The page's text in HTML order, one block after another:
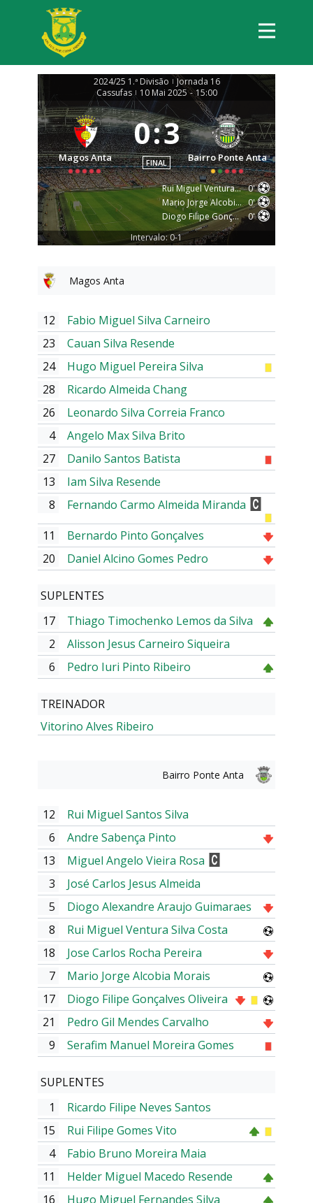
2024/25 1.ª Divisão | Jornada 16
Cassufas | 10 Mai 2025 - 15:00
Magos Anta
0:3
FINAL Bairro Ponte Anta
Rui Miguel Ventura Silva Costa 0'
Mario Jorge Alcobia Morais 0'
Diogo Filipe Gonçalves Oliveira
0'
Intervalo: 0-1
Magos Anta
12
Fabio Miguel Silva Carneiro
23
Cauan Silva Resende
24
Hugo Miguel Pereira Silva
28
Ricardo Almeida Chang
26
Leonardo Silva Correia Franco
4
Angelo Max Silva Brito
27
Danilo Santos Batista
13
Iam Silva Resende
8
Fernando Carmo Almeida Miranda
11
Bernardo Pinto Gonçalves
20
Daniel Alcino Gomes Pedro
SUPLENTES
17
Thiago Timochenko Lemos da Silva
2
Alisson Jesus Carneiro Siqueira
6
Pedro Iuri Pinto Ribeiro
TREINADOR
Vitorino Alves Ribeiro
Bairro Ponte Anta
12
Rui Miguel Santos Silva
6
Andre Sabença Pinto
13
Miguel Angelo Vieira Rosa
3
José Carlos Jesus Almeida
5
Diogo Alexandre Araujo Guimaraes
8
Rui Miguel Ventura Silva Costa
18
Jose Carlos Rocha Pereira
7
Mario Jorge Alcobia Morais
17
Diogo Filipe Gonçalves Oliveira
21
Pedro Gil Mendes Carvalho
9
Serafim Manuel Moreira Gomes
SUPLENTES
1
Ricardo Filipe Neves Santos
15
Rui Filipe Gomes Vito
4
Fabio Bruno Moreira Maia
11
Helder Miguel Macedo Resende
16
Hugo Miguel Fernandes Silva